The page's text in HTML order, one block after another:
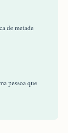
de metade
pessoa que